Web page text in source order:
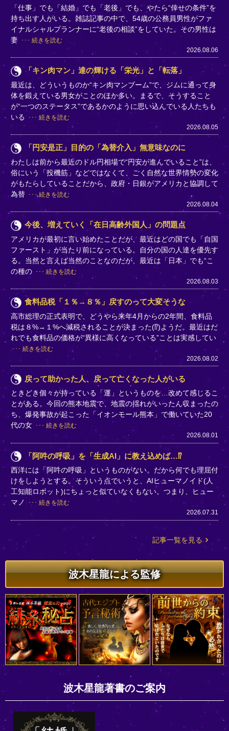
「仕事」でも「結婚」でも「老後」でも、やたら“倖せの条件”を
持ち出す人がいる。雑誌記事の中で、54歳の公務員男性がファ
イナルシャルプランナーに“老後の相談”をしていた。その男性は
妻
続きを読む
2026.08.06
「キン肉マン」達の輝ける「栄光」と「転落」
最近は、どういうものか“キン肉マンブーム”で、ジムに通って身
体を鍛えている男女がことのほか多い。まるで、そうすること
が“一つのステータス”であるかのように思い込んでいる人たちも
いる
続きを読む
2026.08.05
「円安是正」目的の「為替介入」無意味なのに
わたしは前から最近のドル円相場で“円安が進んでいること”は、
俗にいう「投機筋」などではなくて、ごく自然な世界情勢の変化
がもたらしていることだから、政府・日銀がアメリカと協調して
為替
続きを読む
2026.08.04
今後、増えていく「在日高齢外国人」の問題点
アメリカが最初に言い始めたことだが、最近はどの国でも「自国
ファースト」が当たり前になっている。自分の国の人達を優先す
る。当然と言えば当然のことなのだが、最近は「日本」でも“こ
の種の
続きを読む
2026.08.03
食料品税「１％→８％」戻すのって大変そうな
高市総理の正式表明で、どうやら来年4月からの2年間、食料品
税は８%→１%へ減税されることが決まった(⁉)ようだ。最近はだ
れでも食料品の価格が“異様に高くなっている”ことは実感してい
続きを読む
2026.08.02
戻って助かった人、戻って亡くなった人がいる
ときどき個々が持っている「運」というものを…改めて感じるこ
とがある。今回の熊本地震で、地震の揺れがいったん収まったの
ち、爆発事故が起こった「イオンモール熊本」で働いていた20
代の女
続きを読む
2026.08.01
「阿吽の呼吸」を「生成AI」に教え込めば…⁉
西洋には「阿吽の呼吸」というものがない。だから何でも理屈付
けをしようとする。そういう点でいうと、AIヒューマノイド(人
工知能ロボット)にちょっと似ていなくもない。つまり、ヒュー
マノ
続きを読む
2026.07.31
記事一覧を見る
波木星龍による監修
波木星龍著書のご案内